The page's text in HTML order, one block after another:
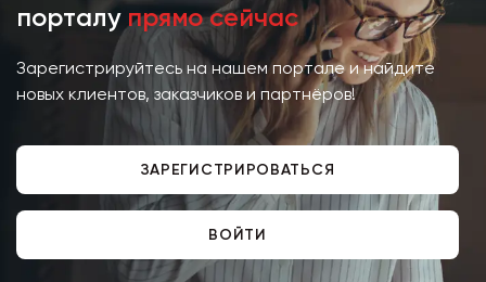
порталу прямо сейчас
Зарегистрируйтесь на нашем портале и найдите
новых клиентов, заказчиков и партнёров!
ЗАРЕГИСТРИРОВАТЬСЯ
ВОЙТИ